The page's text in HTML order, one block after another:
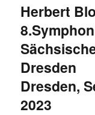
Herbert
Dresden
Dresden,
2023